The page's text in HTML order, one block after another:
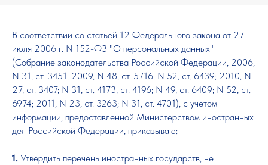
В соответствии со статьей 12 Федерального закона от 27
июля 2006 г. N 152-ФЗ "О персональных данных"
(Собрание законодательства Российской Федерации, 2006,
N 31, ст. 3451; 2009, N 48, ст. 5716; N 52, ст. 6439; 2010, N
27, ст. 3407; N 31, ст. 4173, ст. 4196; N 49, ст. 6409; N 52, ст.
6974; 2011, N 23, ст. 3263; N 31, ст. 4701), с учетом
информации, предоставленной Министерством иностранных
дел Российской Федерации, приказываю:
1. Утвердить перечень иностранных государств, не